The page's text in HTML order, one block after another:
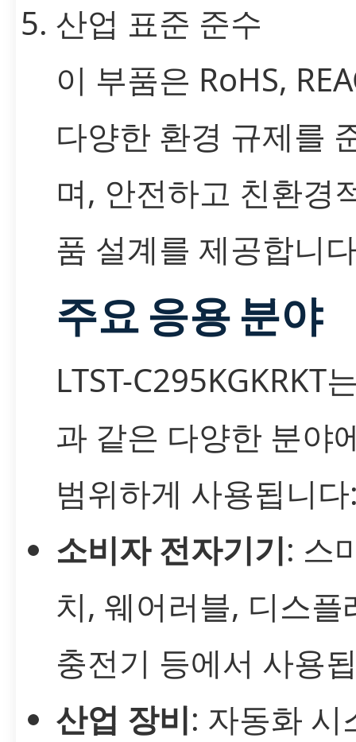
산업 표준 준수
이 부품은 RoHS,
다양한 환경 규제를
며, 안전하고 친환경
품 설계를 제공합니
주요 응용 분야
LTST-C295KGKRKT
과 같은 다양한 분야
범위하게 사용됩니
소비자 전자기기: 스
치, 웨어러블, 디스플
충전기 등에서 사용
산업 장비: 자동화 시